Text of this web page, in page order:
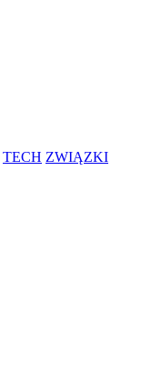
TECH ZWIĄZKI